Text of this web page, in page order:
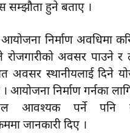
सम्झौता हुने बताए ।
निर्माण अवधिमा
रोजगारीको अवसर पाउने र
अवसर स्थानीयलाई दिने
आयोजना निर्माण गर्नका
आवश्यक पर्ने पनि
जानकारी दिए ।